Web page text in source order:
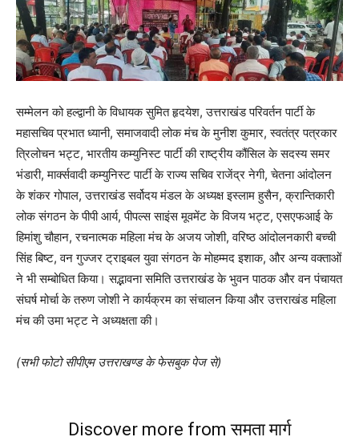
सम्मेलन को हल्द्वानी के विधायक सुमित हृदयेश, उत्तराखंड परिवर्तन पार्टी के
महासचिव प्रभात ध्यानी, समाजवादी लोक मंच के मुनीश कुमार, स्वतंत्र पत्रकार
त्रिलोचन भट्ट, भारतीय कम्युनिस्ट पार्टी की राष्ट्रीय कौंसिल के सदस्य समर
भंडारी, मार्क्सवादी कम्युनिस्ट पार्टी के राज्य सचिव राजेंद्र नेगी, चेतना आंदोलन
के शंकर गोपाल, उत्तराखंड सर्वोदय मंडल के अध्यक्ष इस्लाम हुसैन, क्रान्तिकारी
लोक संगठन के पीपी आर्य, पीपल्स साइंस मूवमेंट के विजय भट्ट, एसएफआई के
हिमांशु चौहान, रचनात्मक महिला मंच के अजय जोशी, वरिष्ठ आंदोलनकारी बच्ची
सिंह बिष्ट, वन गुज्जर ट्राइबल युवा संगठन के मोहम्मद इशाक, और अन्य वक्ताओं
ने भी सम्बोधित किया। सद्भावना समिति उत्तराखंड के भुवन पाठक और वन पंचायत
संघर्ष मोर्चा के तरुण जोशी ने कार्यक्रम का संचालन किया और उत्तराखंड महिला
मंच की उमा भट्ट ने अध्यक्षता की।
(सभी फोटो सीपीएम उत्तराखण्ड के फेसबुक पेज से)
Discover more from समता मार्ग